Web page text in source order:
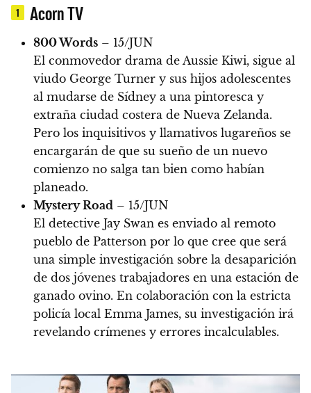
1 Acorn TV
800 Words – 15/JUN
El conmovedor drama de Aussie Kiwi, sigue al
viudo George Turner y sus hijos adolescentes
al mudarse de Sídney a una pintoresca y
extraña ciudad costera de Nueva Zelanda.
Pero los inquisitivos y llamativos lugareños se
encargarán de que su sueño de un nuevo
comienzo no salga tan bien como habían
planeado.
Mystery Road – 15/JUN
El detective Jay Swan es enviado al remoto
pueblo de Patterson por lo que cree que será
una simple investigación sobre la desaparición
de dos jóvenes trabajadores en una estación de
ganado ovino. En colaboración con la estricta
policía local Emma James, su investigación irá
revelando crímenes y errores incalculables.